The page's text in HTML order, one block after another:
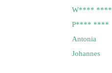
W**** ****
P**** ****
Antonia
Johannes